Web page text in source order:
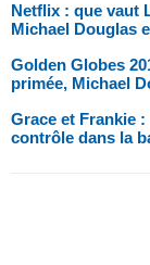
Netflix : que vaut
Michael Douglas
Golden Globes
primée, Michael
Grace et Frankie
contrôle dans la